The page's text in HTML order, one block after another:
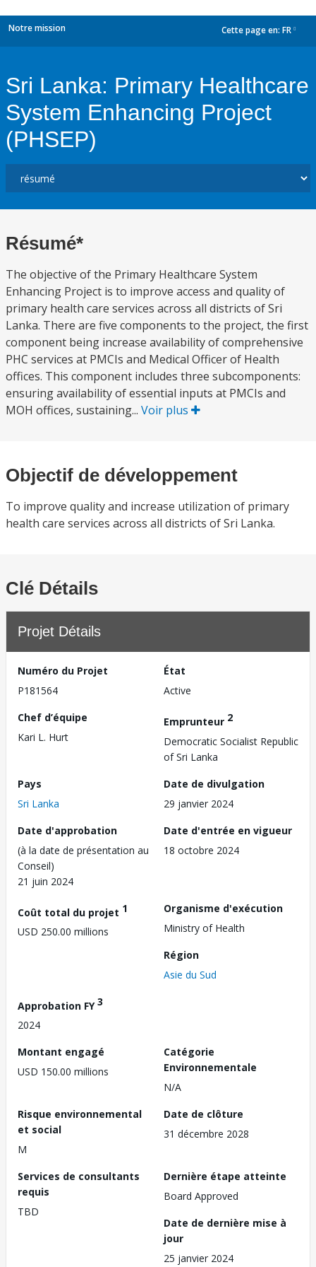
Notre mission Cette page en: FR
Sri Lanka: Primary Healthcare
System Enhancing Project
(PHSEP)
Résumé*
The objective of the Primary Healthcare System
Enhancing Project is to improve access and quality of
primary health care services across all districts of Sri
Lanka. There are five components to the project, the first
component being increase availability of comprehensive
PHC services at PMCIs and Medical Officer of Health
offices. This component includes three subcomponents:
ensuring availability of essential inputs at PMCIs and
MOH offices, sustaining... Voir plus
Objectif de développement
To improve quality and increase utilization of primary
health care services across all districts of Sri Lanka.
Clé Détails
Projet Détails
Numéro du Projet
P181564
État
Active
Chef d’équipe
Kari L. Hurt
Emprunteur 2
Democratic Socialist Republic
of Sri Lanka
Pays
Sri Lanka
Date de divulgation
29 janvier 2024
Date d'approbation
(à la date de présentation au
Conseil)
21 juin 2024
Date d'entrée en vigueur
18 octobre 2024
Coût total du projet 1
USD 250.00 millions
Organisme d'exécution
Ministry of Health
Région
Asie du Sud
Approbation FY3
2024
Montant engagé
USD 150.00 millions
Catégorie
Environnementale
N/A
Risque environnemental
et social
M
Date de clôture
31 décembre 2028
Services de consultants
requis
TBD
Dernière étape atteinte
Board Approved
Date de dernière mise à
jour
25 janvier 2024